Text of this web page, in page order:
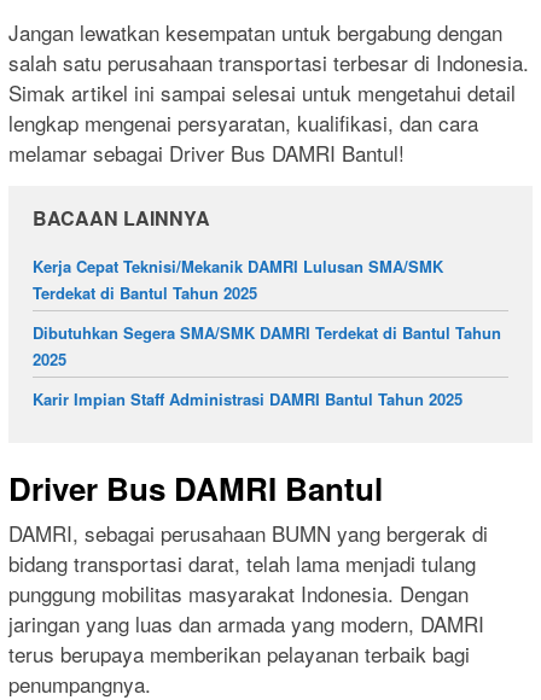
Jangan lewatkan kesempatan untuk bergabung dengan
salah satu perusahaan transportasi terbesar di Indonesia.
Simak artikel ini sampai selesai untuk mengetahui detail
lengkap mengenai persyaratan, kualifikasi, dan cara
melamar sebagai Driver Bus DAMRI Bantul!
BACAAN LAINNYA
Kerja Cepat Teknisi/Mekanik DAMRI Lulusan SMA/SMK
Terdekat di Bantul Tahun 2025
Dibutuhkan Segera SMA/SMK DAMRI Terdekat di Bantul Tahun
2025
Karir Impian Staff Administrasi DAMRI Bantul Tahun 2025
Driver Bus DAMRI Bantul
DAMRI, sebagai perusahaan BUMN yang bergerak di
bidang transportasi darat, telah lama menjadi tulang
punggung mobilitas masyarakat Indonesia. Dengan
jaringan yang luas dan armada yang modern, DAMRI
terus berupaya memberikan pelayanan terbaik bagi
penumpangnya.